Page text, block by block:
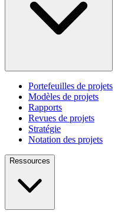
Portefeuilles de projets
Modèles de projets
Rapports
Revues de projets
Stratégie
Notation des projets
Ressources